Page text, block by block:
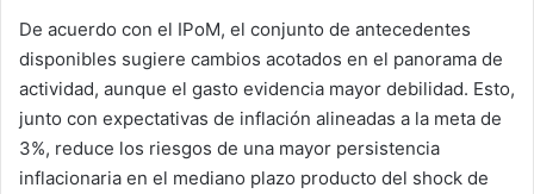
De acuerdo con el IPoM, el conjunto de antecedentes
disponibles sugiere cambios acotados en el panorama de
actividad, aunque el gasto evidencia mayor debilidad. Esto,
junto con expectativas de inflación alineadas a la meta de
3%, reduce los riesgos de una mayor persistencia
inflacionaria en el mediano plazo producto del shock de